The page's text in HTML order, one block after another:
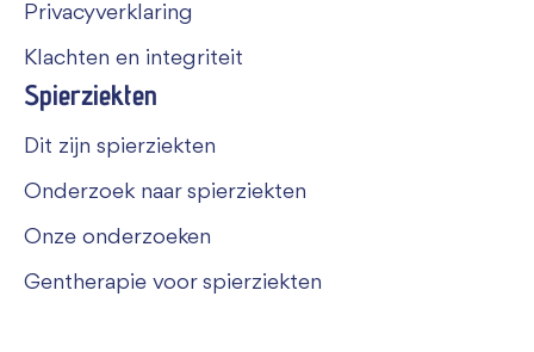
Privacyverklaring
Klachten en integriteit
Spierziekten
Dit zijn spierziekten
Onderzoek naar spierziekten
Onze onderzoeken
Gentherapie voor spierziekten